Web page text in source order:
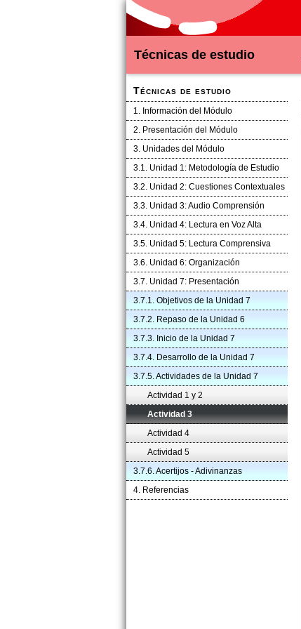
Técnicas de estudio
Técnicas de estudio
1. Información del Módulo
2. Presentación del Módulo
3. Unidades del Módulo
3.1. Unidad 1: Metodología de Estudio
3.2. Unidad 2: Cuestiones Contextuales
3.3. Unidad 3: Audio Comprensión
3.4. Unidad 4: Lectura en Voz Alta
3.5. Unidad 5: Lectura Comprensiva
3.6. Unidad 6: Organización
3.7. Unidad 7: Presentación
3.7.1. Objetivos de la Unidad 7
3.7.2. Repaso de la Unidad 6
3.7.3. Inicio de la Unidad 7
3.7.4. Desarrollo de la Unidad 7
3.7.5. Actividades de la Unidad 7
Actividad 1 y 2
Actividad 3
Actividad 4
Actividad 5
3.7.6. Acertijos - Adivinanzas
4. Referencias